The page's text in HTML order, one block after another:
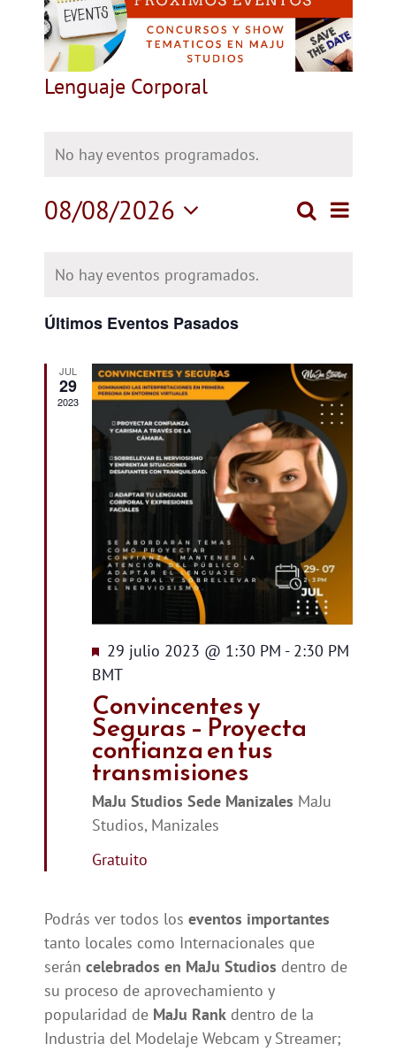
Lenguaje Corporal
No hay eventos programados.
vistas
de
Buscar
Mes
08/08/2026
la
fecha.
Calendario
Eventos
No hay eventos programados.
Últimos Eventos Pasados
JUL
29
2023
Destacado
29 julio 2023 @ 1:30 PM - 2:30 PM
BMT
Convincentes y
Seguras – Proyecta
confianza en tus
transmisiones
MaJu Studios Sede Manizales MaJu
Studios, Manizales
Gratuito
Podrás ver todos los eventos importantes
tanto locales como Internacionales que
serán celebrados en MaJu Studios dentro de
su proceso de aprovechamiento y
popularidad de MaJu Rankdentro de la
Industria del Modelaje Webcam y Streamer;